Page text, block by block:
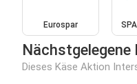
Eurospar
Dieses Käse Aktion